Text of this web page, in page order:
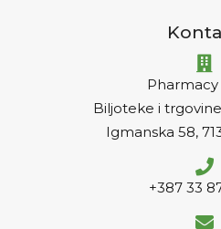
Pharmacy
Biljoteke i
Igmanska 58,
+387 33